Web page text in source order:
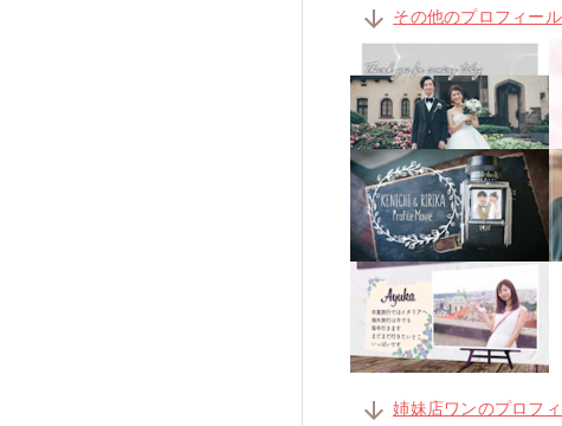
arrow_downward その他のプロフィー
arrow_downward 姉妹店ワンのプロフ